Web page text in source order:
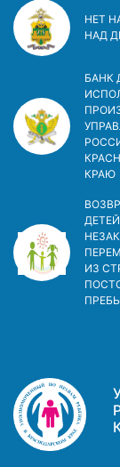
НЕТ
НАД
БАНК
КРАЮ
ИЗ